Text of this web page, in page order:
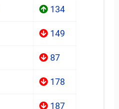
134
149
87
178
187